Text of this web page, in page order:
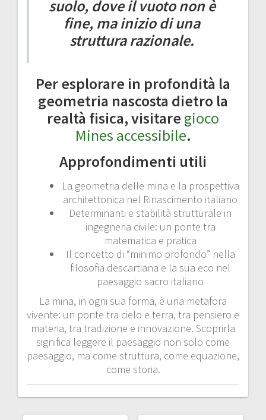
suolo, dove il vuoto non è
fine, ma inizio di una
struttura razionale.
Per esplorare in profondità la
geometria nascosta dietro la
realtà fisica, visitare gioco
Mines accessibile.
Approfondimenti utili
La geometria delle mina e la prospettiva
architettonica nel Rinascimento italiano
Determinanti e stabilità strutturale in
ingegneria civile: un ponte tra
matematica e pratica
Il concetto di “minimo profondo” nella
filosofia descartiana e la sua eco nel
paesaggio sacro italiano
La mina, in ogni sua forma, è una metafora
vivente: un ponte tra cielo e terra, tra pensiero e
materia, tra tradizione e innovazione. Scoprirla
significa leggere il paesaggio non solo come
paesaggio, ma come struttura, come equazione,
come storia.